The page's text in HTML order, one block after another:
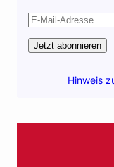
Jetzt abonnieren
Hinweis